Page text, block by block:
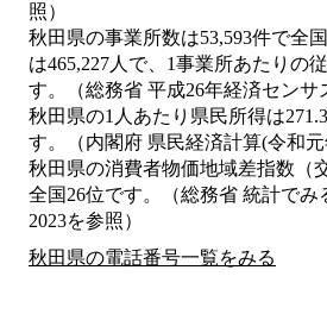
照）
秋田県の事業所数は53,593件で全
は465,227人で、1事業所あたりの
す。（総務省 平成26年経済センサ
秋田県の1人あたり県民所得は
す。（内閣府 県民経済計算(令和元
秋田県の消費者物価地域差指数（
全国26位です。（総務省 統計でみ
2023を参照）
秋田県の電話番号一覧をみる